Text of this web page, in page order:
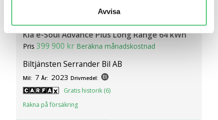
en säker - och trygg marknadsplats och för att kunna ge
att klicka på Tillåt alla godkänner du vår hantering av
cookies och samtycker till att vi mäter och delar
information om din användning av webbplatsen med våra
partners. För att ändra vilka typer av cookies vi använder
Avvisa
Kia e-Soul Advance Plus Long Range 64 kWh
Pris399 900 kr Beräkna månadskostnad
Biltjänsten Serrander Bil AB
Mil: 7 År: 2023 Drivmedel:
Gratis historik (6)
Räkna på försäkring